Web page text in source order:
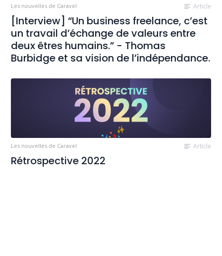
Les nouvelles de Caravel Article
[Interview] “Un business freelance, c’est
un travail d’échange de valeurs entre
deux êtres humains.” - Thomas
Burbidge et sa vision de l’indépendance.
Les nouvelles de Caravel Article
Rétrospective 2022